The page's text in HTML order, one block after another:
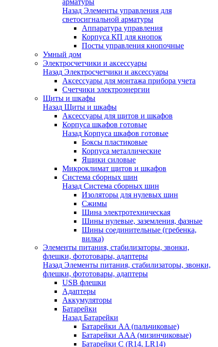
арматуры
Назад Элементы управления для
светосигнальной арматуры
Аппаратура управления
Корпуса КП для кнопок
Посты управления кнопочные
Умный дом
Электросчетчики и аксессуары
Назад Электросчетчики и аксессуары
Аксессуары для монтажа прибора учета
Счетчики электроэнергии
Щиты и шкафы
Назад Щиты и шкафы
Аксессуары для щитов и шкафов
Корпуса шкафов готовые
Назад Корпуса шкафов готовые
Боксы пластиковые
Корпуса металлические
Ящики силовые
Микроклимат щитов и шкафов
Система сборных шин
Назад Система сборных шин
Изоляторы для нулевых шин
Сжимы
Шина электротехническая
Шины нулевые, заземления, фазные
Шины соединительные (гребенка,
вилка)
Элементы питания, стабилизаторы, звонки,
флешки, фототовары, адаптеры
Назад Элементы питания, стабилизаторы, звонки,
флешки, фототовары, адаптеры
USB флешки
Адаптеры
Аккумуляторы
Батарейки
Назад Батарейки
Батарейки AA (пальчиковые)
Батарейки AAA (мизинчиковые)
Батарейки C (R14, LR14)